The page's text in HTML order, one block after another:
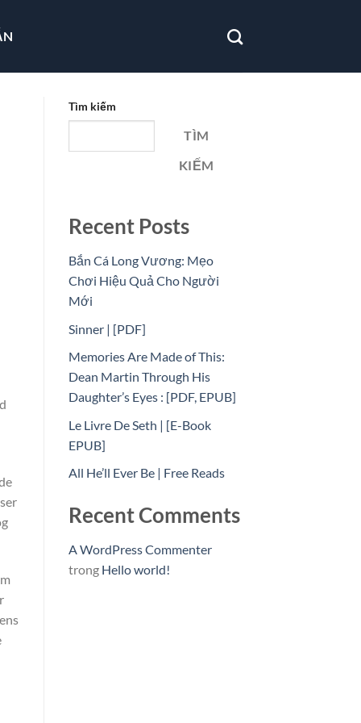
Tìm kiếm
TÌM
KIẾM
Recent Posts
Bắn Cá Long Vương: Mẹo
Chơi Hiệu Quả Cho Người
Mới
Sinner | [PDF]
Memories Are Made of This:
Dean Martin Through His
Daughter’s Eyes : [PDF, EPUB]
Le Livre De Seth | [E-Book
EPUB]
All He’ll Ever Be | Free Reads
Recent Comments
A WordPress Commenter
trong Hello world!